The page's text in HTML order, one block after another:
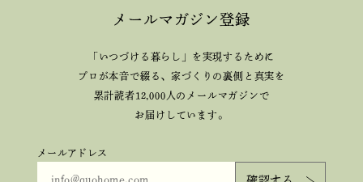
メールマガジン登録
「いつづける暮らし」を実現するために
プロが本音で綴る、家づくりの裏側と真実を
累計読者12,000人のメールマガジンで
お届けしています。
メールアドレス